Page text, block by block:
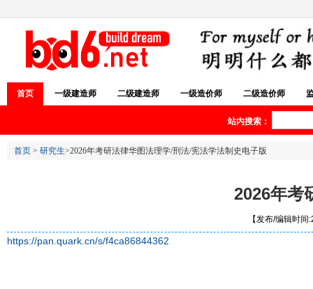
首页 一级建造师 二级建造师 一级造价师 二级造价师
站内搜索：
首页 > 研究生>2026年考研法律华图法理学/刑法/宪法学法制史电子版
2026年考
【发布/编辑时
https://pan.quark.cn/s/f4ca86844362